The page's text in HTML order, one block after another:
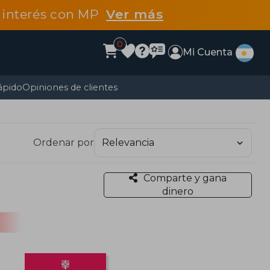
con MP Ver más
0
Mi Cuenta
Opiniones de clientes
Ordenar por
Comparte y gana
dinero